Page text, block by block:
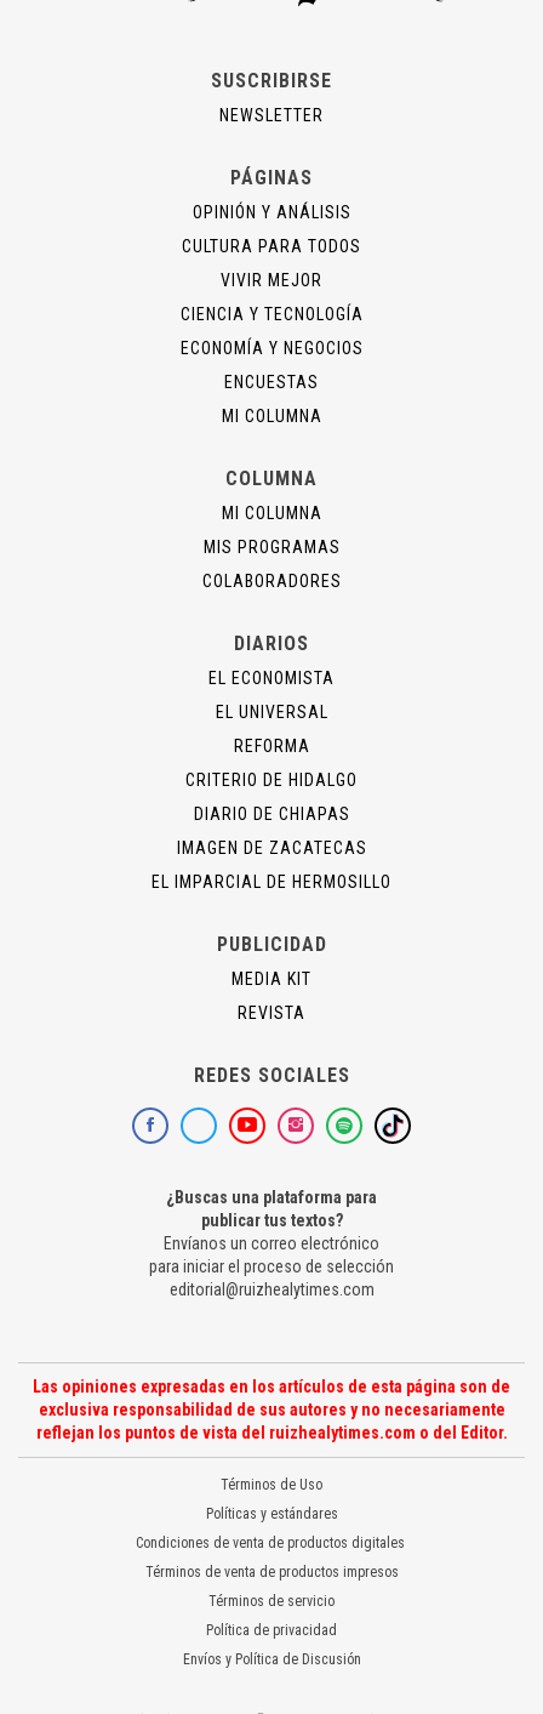
SUSCRIBIRSE
NEWSLETTER
PÁGINAS
OPINIÓN Y ANÁLISIS
CULTURA PARA TODOS
VIVIR MEJOR
CIENCIA Y TECNOLOGÍA
ECONOMÍA Y NEGOCIOS
ENCUESTAS
MI COLUMNA
COLUMNA
MI COLUMNA
MIS PROGRAMAS
COLABORADORES
DIARIOS
EL ECONOMISTA
EL UNIVERSAL
REFORMA
CRITERIO DE HIDALGO
DIARIO DE CHIAPAS
IMAGEN DE ZACATECAS
EL IMPARCIAL DE HERMOSILLO
PUBLICIDAD
MEDIA KIT
REVISTA
REDES SOCIALES
¿Buscas una plataforma para
publicar tus textos?
Envíanos un correo electrónico
para iniciar el proceso de selección
editorial@ruizhealytimes.com
Las opiniones expresadas en los artículos de esta página son de
exclusiva responsabilidad de sus autores y no necesariamente
reflejan los puntos de vista del ruizhealytimes.com o del Editor.
Términos de Uso
Políticas y estándares
Condiciones de venta de productos digitales
Términos de venta de productos impresos
Términos de servicio
Política de privacidad
Envíos y Política de Discusión